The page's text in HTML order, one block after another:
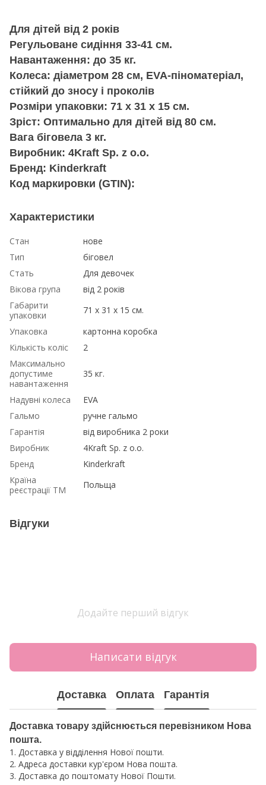
Для дітей від 2 років
Регульоване сидіння 33-41 см.
Навантаження: до 35 кг.
Колеса: діаметром 28 см, EVA-піноматеріал,
стійкий до зносу і проколів
Розміри упаковки: 71 х 31 х 15 см.
Зріст: Оптимально для дітей від 80 см.
Вага біговела 3 кг.
Виробник: 4Kraft Sp. z o.o.
Бренд: Kinderkraft
Код маркировки (GTIN):
Характеристики
Стан
нове
Тип
біговел
Стать
Для девочек
Вікова група
від 2 років
Габарити
упаковки
71 х 31 х 15 см.
Упаковка
картонна коробка
Кількість коліс
2
Максимально
допустиме
навантаження
35 кг.
Надувні колеса
EVA
Гальмо
ручне гальмо
Гарантія
від виробника 2 роки
Виробник
4Kraft Sp. z o.o.
Бренд
Kinderkraft
Країна
реєстрації ТМ
Польща
Відгуки
Додайте перший відгук
Написати відгук
Доставка Оплата Гарантія
Доставка товару здійснюється перевізником Нова
пошта.
1. Доставка у відділення Нової пошти.
2. Адреса доставки кур'єром Нова пошта.
3. Доставка до поштомату Нової Пошти.